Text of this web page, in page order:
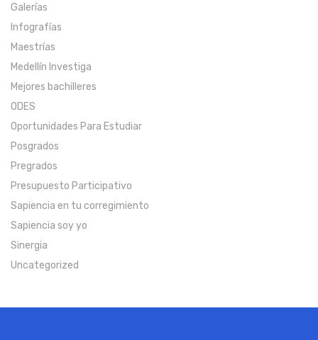
Galerías
Infografías
Maestrías
Medellín Investiga
Mejores bachilleres
ODES
Oportunidades Para Estudiar
Posgrados
Pregrados
Presupuesto Participativo
Sapiencia en tu corregimiento
Sapiencia soy yo
Sinergia
Uncategorized